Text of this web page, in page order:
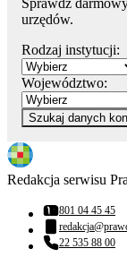
Sprawdź
urzędów.
Rodzaj instytucji:
Województwo:
Szukaj danych
Redakcja serwisu
Numer telefonu:
801 04 45 45
Adres email:
Numer telefonu:
22 535 88 00